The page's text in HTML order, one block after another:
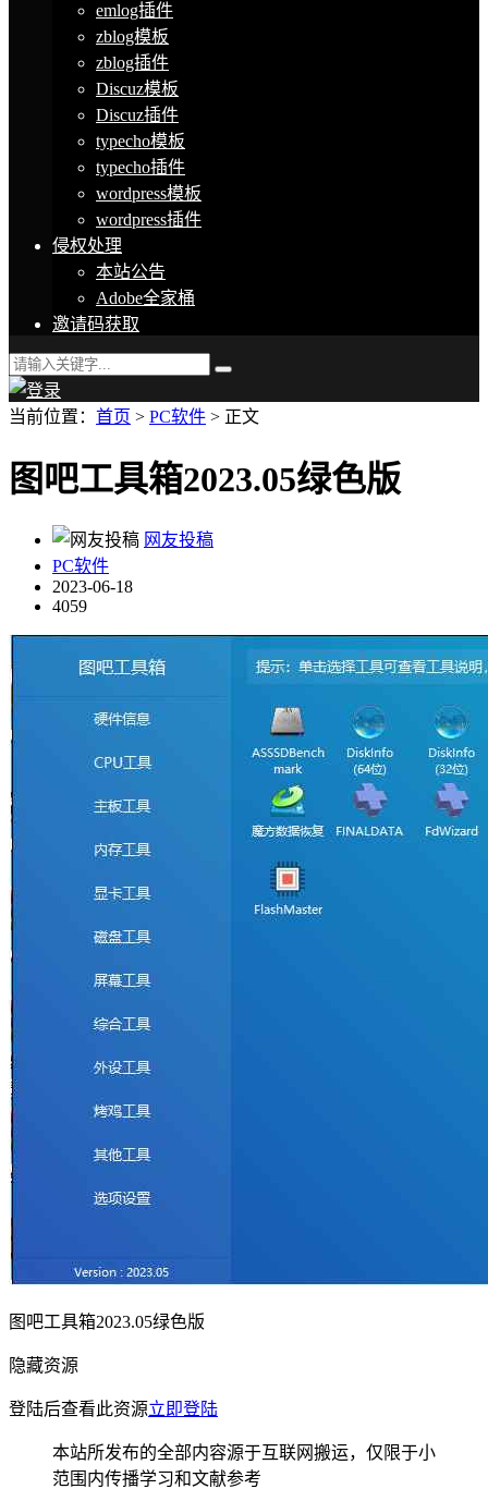
emlog插件
zblog模板
zblog插件
Discuz模板
Discuz插件
typecho模板
typecho插件
wordpress模板
wordpress插件
侵权处理
本站公告
Adobe全家桶
邀请码获取
当前位置： 首页 > PC软件 > 正文
图吧工具箱2023.05绿色版
网友投稿
PC软件
2023-06-18
4059
图吧工具箱2023.05绿色版
隐藏资源
登陆后查看此资源立即登陆
本站所发布的全部内容源于互联网搬运，仅限于小
范围内传播学习和文献参考